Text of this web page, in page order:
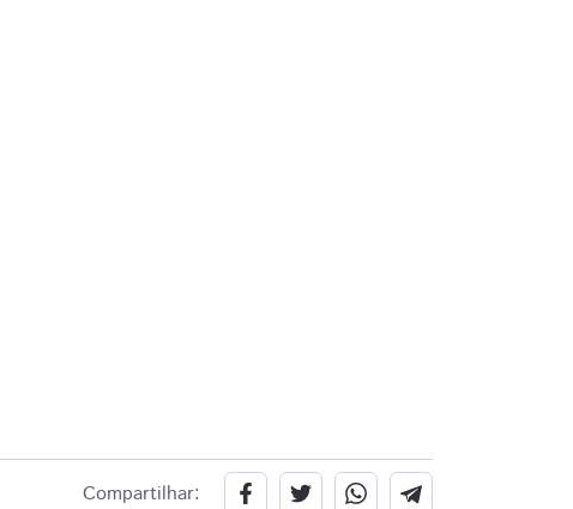
Compartilhar: